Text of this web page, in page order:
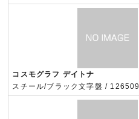
コスモグラフ デイトナ
スチール/ブラック文字盤 / 126509